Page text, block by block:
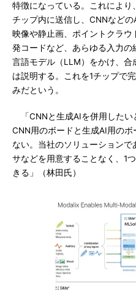
特徴になっている。これによ
チップ内に送信し、CNNなどの
映像や静止画、ポイントクラ
発コードなど、あらゆる入力
言語モデル（LLM）をかけ、
は説明する。これを1チップで
みだという。
「CNNと生成AIを併用したい
CNN用のボードと生成AI用の
ない。当社のソリューション
サなどを用意することなく、1
きる」（林田氏）